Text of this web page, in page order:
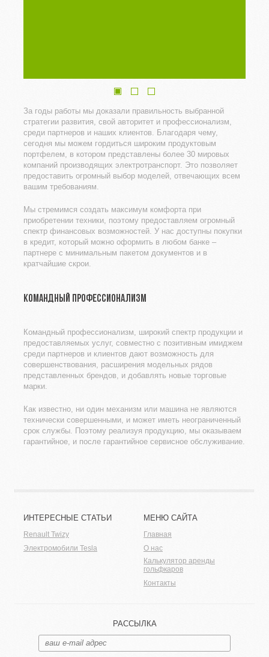
За годы работы мы доказали правильность выбранной
стратегии развития, свой авторитет и профессионализм,
среди партнеров и наших клиентов. Благодаря чему,
сегодня мы можем гордиться широким продуктовым
портфелем, в котором представлены более 30 мировых
компаний производящих электротранспорт. Это позволяет
предоставить огромный выбор моделей, отвечающих всем
вашим требованиям.
Мы стремимся создать максимум комфорта при
приобретении техники, поэтому предоставляем огромный
спектр финансовых возможностей. У нас доступны покупки
в кредит, который можно оформить в любом банке –
партнере с минимальным пакетом документов и в
кратчайшие скрои.
КОМАНДНЫЙ ПРОФЕССИОНАЛИЗМ
Командный профессионализм, широкий спектр продукции и
предоставляемых услуг, совместно с позитивным имиджем
среди партнеров и клиентов дают возможность для
совершенствования, расширения модельных рядов
представленных брендов, и добавлять новые торговые
марки.
Как известно, ни один механизм или машина не являются
технически совершенными, и может иметь неограниченный
срок службы. Поэтому реализуя продукцию, мы оказываем
гарантийное, и после гарантийное сервисное обслуживание.
ИНТЕРЕСНЫЕ СТАТЬИ
Renault Twizy
Электромобили Tesla
МЕНЮ САЙТА
Главная
О нас
Калькулятор аренды
гольфкаров
Контакты
РАССЫЛКА